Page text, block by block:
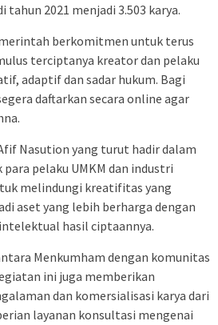
tahun 2021 menjadi 3.503 karya.
berkomitmen untuk terus
terciptanya kreator dan pelaku
adaptif dan sadar hukum. Bagi
daftarkan secara online agar
Nasution yang turut hadir dalam
pelaku UMKM dan industri
melindungi kreatifitas yang
aset yang lebih berharga dengan
hasil ciptaannya.
Menkumham dengan komunitas
ini juga memberikan
dan komersialisasi karya dari
layanan konsultasi mengenai